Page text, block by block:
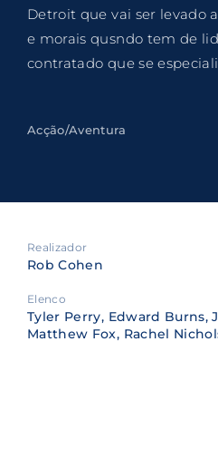
Detroit que vai ser levado
e morais qusndo tem de
contratado que se
Acção/Aventura
Realizador
Rob Cohen
Elenco
Tyler Perry, Edward Burns,
Matthew Fox, Rachel